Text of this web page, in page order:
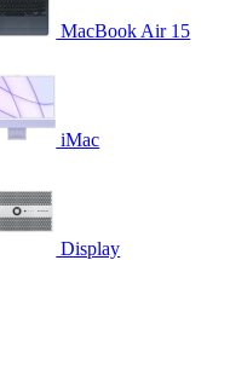
MacBook Air 15
iMac
Display